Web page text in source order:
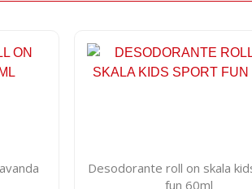
Desodorante roll on skala
fun 60ml